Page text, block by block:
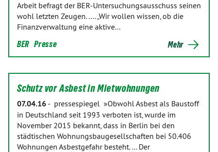
Arbeit befragt der BER-Untersuchungsausschuss seinen
wohl letzten Zeugen. .... „Wir wollen wissen, ob die
Finanzverwaltung eine aktive…
BER Presse Mehr
Schutz vor Asbest in Mietwohnungen
07.04.16 - pressespiegel »Obwohl Asbest als Baustoff
in Deutschland seit 1993 verboten ist, wurde im
November 2015 bekannt, dass in Berlin bei den
städtischen Wohnungsbaugesellschaften bei 50.406
Wohnungen Asbestgefahr besteht. ... Der